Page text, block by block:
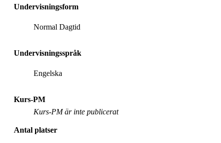
Undervisningsform
Normal Dagtid
Undervisningsspråk
Engelska
Kurs-PM
Kurs-PM är inte publicerat
Antal platser